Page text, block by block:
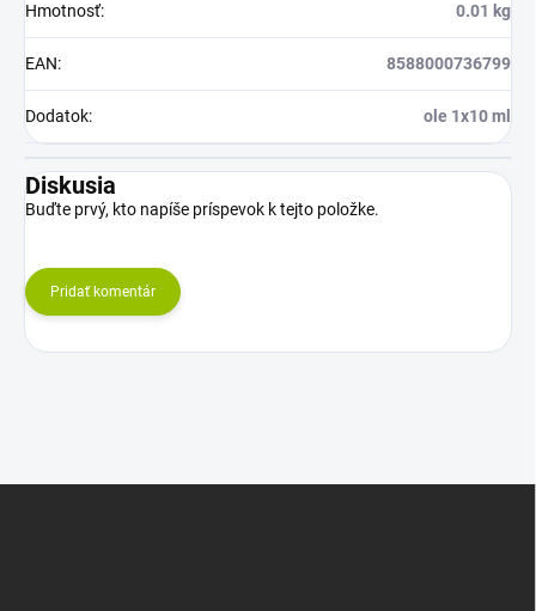
Hmotnosť: 0.01 kg
EAN: 8588000736799
Dodatok: ole 1x10 ml
Diskusia
Buďte prvý, kto napíše príspevok k tejto položke.
Pridať komentár